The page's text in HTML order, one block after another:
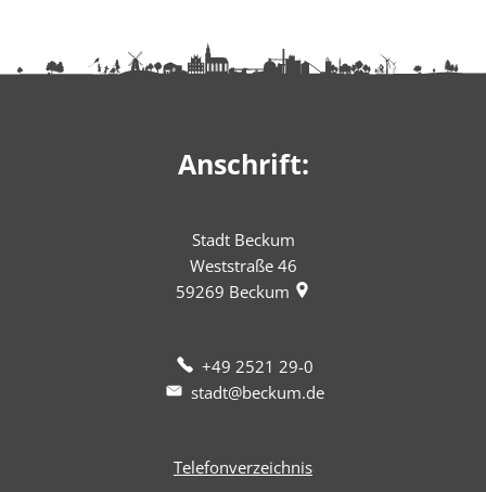
Anschrift:
Stadt Beckum
Weststraße 46
59269 Beckum
+49 2521 29-0
stadt@beckum.de
Telefonverzeichnis